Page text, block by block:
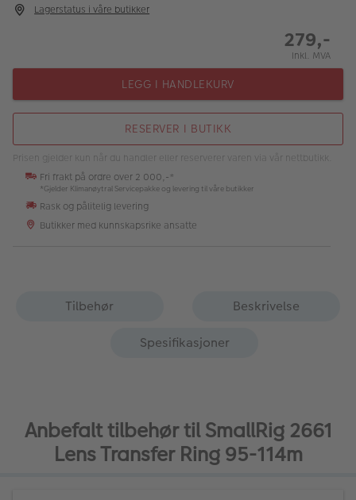
Bildeprodukter
Lagerstatus i våre butikker
279,-
Inkl. MVA
LEGG I HANDLEKURV
RESERVER I BUTIKK
Prisen gjelder kun når du handler eller reserverer varen via vår nettbutikk.
Fri frakt på ordre over 2 000,-*
*Gjelder Klimanøytral Servicepakke og levering til våre butikker
Rask og pålitelig levering
Butikker med kunnskapsrike ansatte
Tilbehør
Beskrivelse
Spesifikasjoner
Anbefalt tilbehør til SmallRig 2661
Lens Transfer Ring 95-114m